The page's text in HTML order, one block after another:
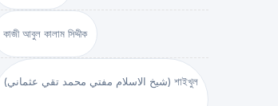
কাজী আবুল কালাম সিদ্দীক
(شيخ الاسلام مفتي محمد تقي عثماني) শাইখুল